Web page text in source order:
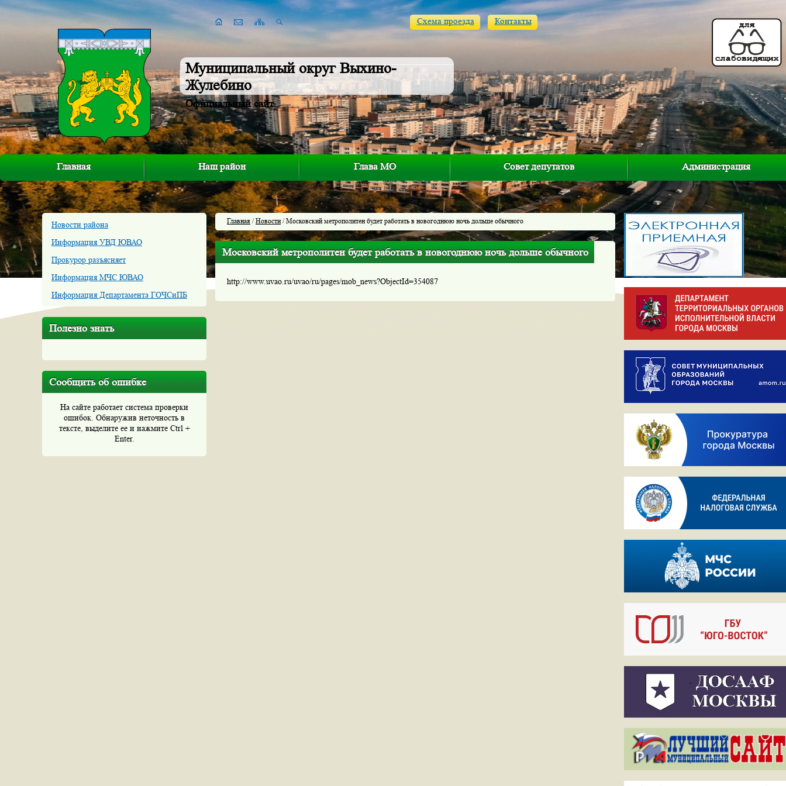
Муниципальный округ Выхино-
Жулебино
Официальный сайт
Схема проезда Контакты
Главная Наш район Глава МО Совет депутатов Администрация
Новости района
Информация УВД ЮВАО
Прокурор разъясняет
Информация МЧС ЮВАО
Информация Департамента ГОЧСиПБ
Полезно знать
Сообщить об ошибке
На сайте работает система проверки
ошибок. Обнаружив неточность в
тексте, выделите ее и нажмите Ctrl +
Enter.
Главная /Новости/ Московский метрополитен будет работать в новогоднюю ночь дольше обычного
Московский метрополитен будет работать в новогоднюю ночь дольше обычного
http://www.uvao.ru/uvao/ru/pages/mob_news?ObjectId=354087